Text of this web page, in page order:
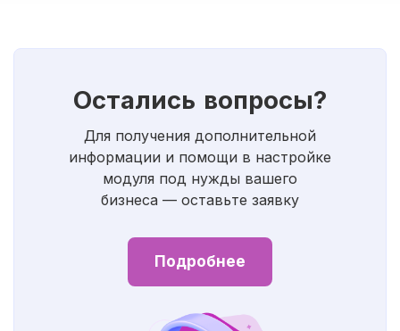
Остались вопросы?
Для получения дополнительной
информации и помощи в настройке
модуля под нужды вашего
бизнеса — оставьте заявку
Подробнее